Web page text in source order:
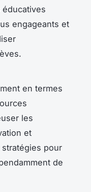
engageants et
en termes
les
et
pour
de